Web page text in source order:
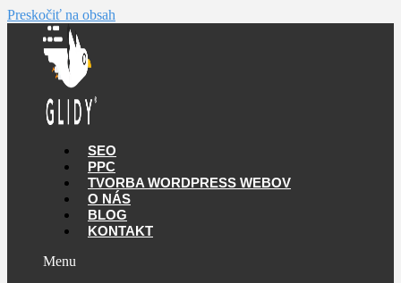
Preskočiť na obsah
SEO
PPC
TVORBA WORDPRESS WEBOV
O NÁS
BLOG
KONTAKT
Menu